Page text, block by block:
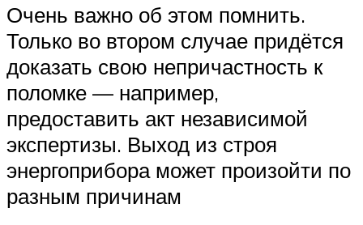
Очень важно об этом помнить.
Только во втором случае придётся
доказать свою непричастность к
поломке — например,
предоставить акт независимой
экспертизы. Выход из строя
энергоприбора может произойти по
разным причинам